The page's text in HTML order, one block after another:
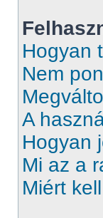
Hogyan
Nem
A
Hogyan
Mi az a
Miért